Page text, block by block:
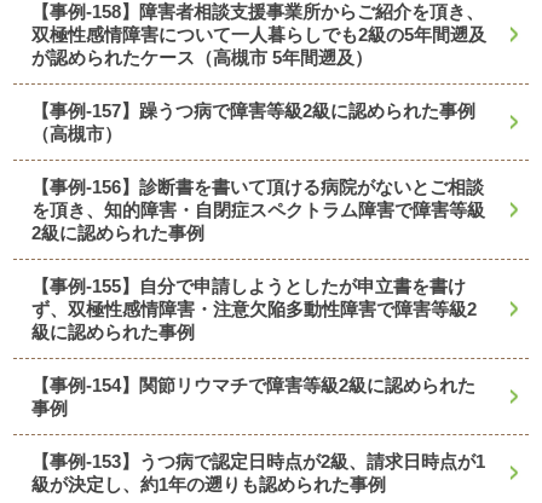
【事例-158】障害者相談支援事業所からご紹介を頂き、
双極性感情障害について一人暮らしでも2級の5年間遡及
が認められたケース（高槻市 5年間遡及）
【事例-157】躁うつ病で障害等級2級に認められた事例
（高槻市）
【事例-156】診断書を書いて頂ける病院がないとご相談
を頂き、知的障害・自閉症スペクトラム障害で障害等級
2級に認められた事例
【事例-155】自分で申請しようとしたが申立書を書け
ず、双極性感情障害・注意欠陥多動性障害で障害等級2
級に認められた事例
【事例-154】関節リウマチで障害等級2級に認められた
事例
【事例-153】うつ病で認定日時点が2級、請求日時点が1
級が決定し、約1年の遡りも認められた事例